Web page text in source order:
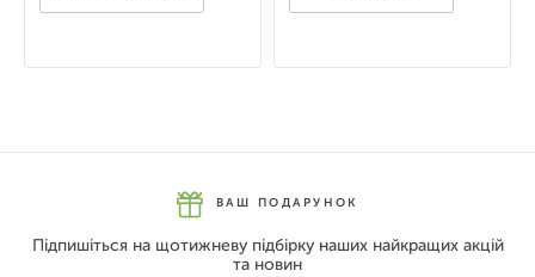
ВАШ ПОДАРУНОК
Підпишіться на щотижневу підбірку наших найкращих акцій
та новин